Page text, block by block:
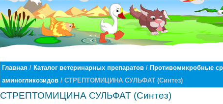
Главная / Каталог ветеринарных препаратов / Противомикробные
аминогликозидов / СТРЕПТОМИЦИНА СУЛЬФАТ (Синтез)
СТРЕПТОМИЦИНА СУЛЬФАТ (Синтез)